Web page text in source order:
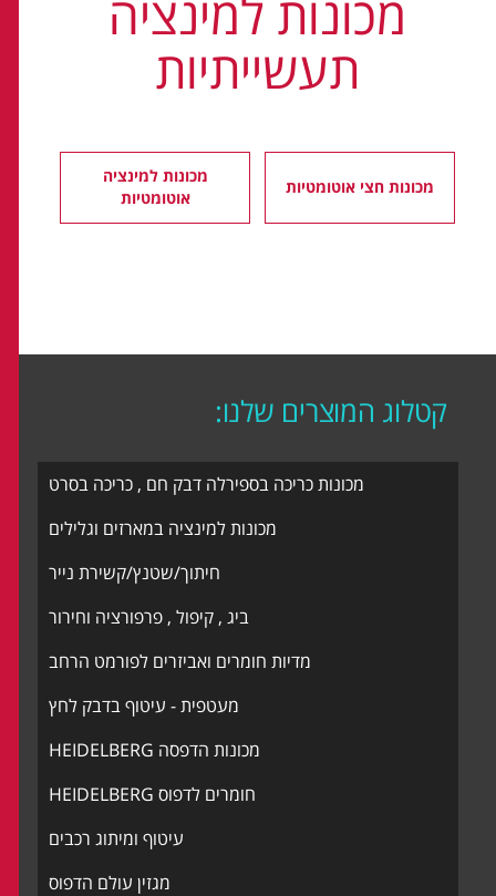
מכונות למינציה
תעשייתיות
מכונות חצי אוטומטיות
מכונות למינציה
אוטומטיות
קטלוג המוצרים שלנו:
מכונות כריכה בספירלה דבק חם , כריכה בסרט
מכונות למינציה במארזים וגלילים
חיתוך/שטנץ/קשירת נייר
ביג , קיפול , פרפורציה וחירור
מדיות חומרים ואביזרים לפורמט הרחב
מעטפית - עיטוף בדבק לחץ
מכונות הדפסה HEIDELBERG
חומרים לדפוס HEIDELBERG
עיטוף ומיתוג רכבים
מגזין עולם הדפוס